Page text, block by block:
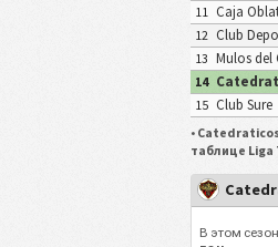
11 Caja
12 Club
13 Mulos del
Deportivo
14
FC II
15 Club Sure
• Catedraticos
таблице Liga
В этом